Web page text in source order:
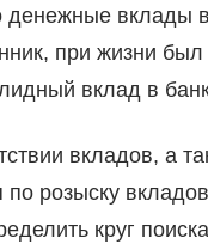
вклады
при жизни
вклад в
вкладов, а
розыску
круг